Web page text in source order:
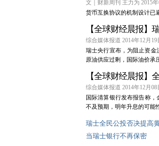
文｜财新周刊 王力为 2015
货币互换协议的机制设计已
【全球财经晨报】
综合媒体报道 2014年12月19
瑞士央行宣布，为阻止资金
原油供应过剩，国际油价承
【全球财经晨报】
综合媒体报道 2014年12月08
国际清算银行发布报告称
不及预期，明年升息的可能
瑞士全民公投否决提高
当瑞士银行不再保密